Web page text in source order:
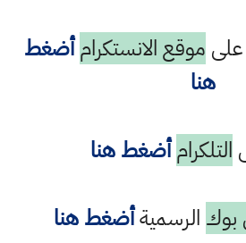
موقع الانستكرام أضغط
هنا
التلكرام أضغط هنا
الرسميةأضغط هنا